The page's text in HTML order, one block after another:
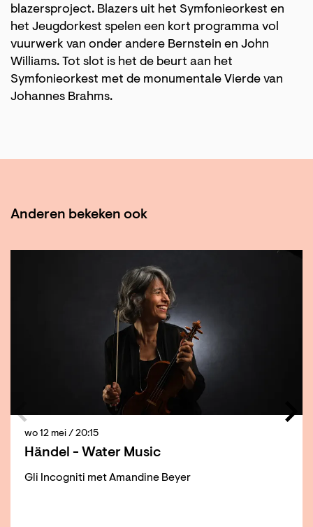
blazersproject. Blazers uit het Symfonieorkest en
het Jeugdorkest spelen een kort programma vol
vuurwerk van onder andere Bernstein en John
Williams. Tot slot is het de beurt aan het
Symfonieorkest met de monumentale Vierde van
Johannes Brahms.
Anderen bekeken ook
Händel - Water Music
Gli Incogniti met Amandine Beyer
wo 12 mei / 20:15